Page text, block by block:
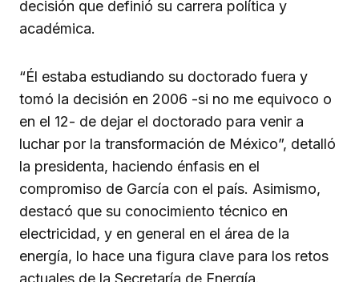
decisión que definió su carrera política y
académica.
“Él estaba estudiando su doctorado fuera y
tomó la decisión en 2006 -si no me equivoco o
en el 12- de dejar el doctorado para venir a
luchar por la transformación de México”, detalló
la presidenta, haciendo énfasis en el
compromiso de García con el país. Asimismo,
destacó que su conocimiento técnico en
electricidad, y en general en el área de la
energía, lo hace una figura clave para los retos
actuales de la Secretaría de Energía.